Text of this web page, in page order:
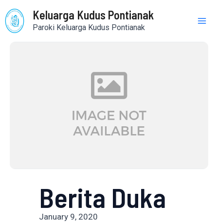
to
content
Keluarga Kudus Pontianak
Paroki Keluarga Kudus Pontianak
Berita Duka
January 9, 2020